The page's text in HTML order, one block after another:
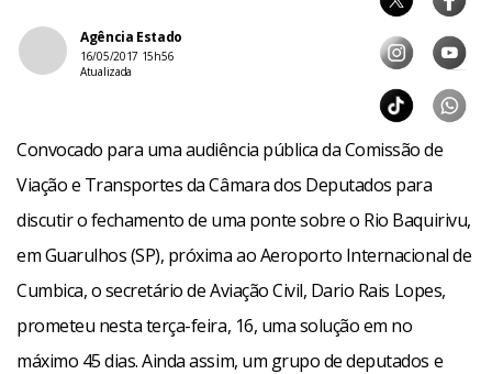
Agência Estado
16/05/2017 15h56
Atualizada
Convocado para uma audiência pública da Comissão de
Viação e Transportes da Câmara dos Deputados para
discutir o fechamento de uma ponte sobre o Rio Baquirivu,
em Guarulhos (SP), próxima ao Aeroporto Internacional de
Cumbica, o secretário de Aviação Civil, Dario Rais Lopes,
prometeu nesta terça-feira, 16, uma solução em no
máximo 45 dias. Ainda assim, um grupo de deputados e